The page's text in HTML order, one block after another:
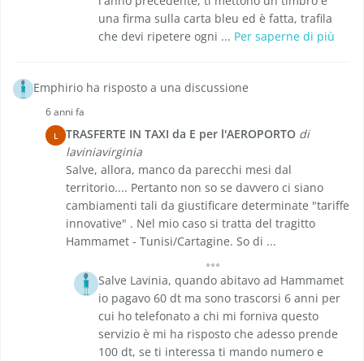
una firma sulla carta bleu ed è fatta, trafila
che devi ripetere ogni ... Per saperne di più
Emphirio ha risposto a una discussione
6 anni fa
L TRASFERTE IN TAXI da E per l'AEROPORTO di
laviniavirginia
Salve, allora, manco da parecchi mesi dal
territorio.... Pertanto non so se davvero ci siano
cambiamenti tali da giustificare determinate "tariffe
innovative" . Nel mio caso si tratta del tragitto
Hammamet - Tunisi/Cartagine. So di ...
Salve Lavinia, quando abitavo ad Hammamet
io pagavo 60 dt ma sono trascorsi 6 anni per
cui ho telefonato a chi mi forniva questo
servizio è mi ha risposto che adesso prende
100 dt, se ti interessa ti mando numero e